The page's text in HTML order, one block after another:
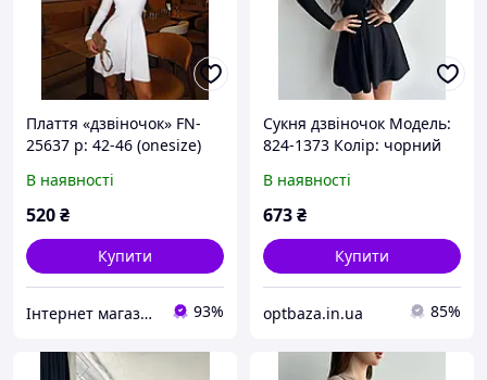
Плаття «дзвіночок» FN-
25637 р: 42-46 (onesize)
В наявності
520₴
Купити
Інтернет магазин 7star 93%
Сукня дзвіночок Модель:
824-1373 Колір: чорний
В наявності
673₴
Купити
optbaza.in.ua 85%